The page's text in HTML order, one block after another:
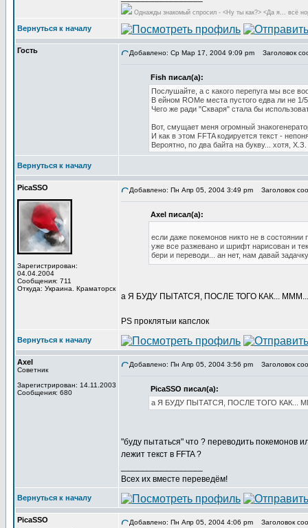
Однажды знакомый спросил - <Ну ты как?> <Да я... всё
Вернуться к началу
Гость Добавлено: Ср Мар 17, 2004 9:09 pm Заголовок
Fish писал(а):
Послушайте, а с какого перепуга мы все
В ейном ROMе места пустого едва ли не 1/
Чего же ради "Скваря" стала бы
Вот, смущает меня огромный
И как в этом FFTA кодируется текст -
Вероятно, по два байта на букву... хотя, Х.З.
Вернуться к началу
PicaSSO
Зарегистрирован:
04.04.2004
Сообщения: 711
Откуда: Украина. Краматорск
Добавлено: Пн Апр 05, 2004 3:49 pm Заголовок
Axel писал(а):
если даже покемонов никто не в состоянии
уже все разжевано и шрифт нарисован и
бери и переводи... ан нет, нам давай
а Я БУДУ ПЫТАТСЯ, ПОСЛЕ ТОГО КАК...
PS проклятыи капслок
Вернуться к началу
Axel
Советник
Зарегистрирован: 14.11.2003
Сообщения: 680
Добавлено: Пн Апр 05, 2004 3:56 pm Заголовок
PicaSSO писал(а):
а Я БУДУ ПЫТАТСЯ, ПОСЛЕ ТОГО КАК...
"буду пытаться" что ? переводить покемонов
лежит текст в FFTA ?
Всех их вместе переведём!
Вернуться к началу
PicaSSO Добавлено: Пн Апр 05, 2004 4:06 pm Заголовок